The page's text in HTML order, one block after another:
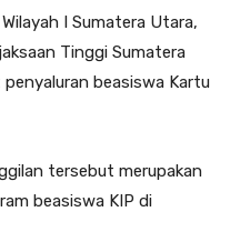
I Sumatera Utara,
Tinggi Sumatera
beasiswa Kartu
tersebut merupakan
beasiswa KIP di